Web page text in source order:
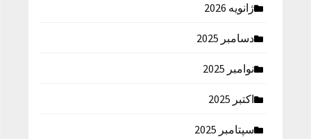
ژانویه 2026
دسامبر 2025
نوامبر 2025
اکتبر 2025
سپتامبر 2025